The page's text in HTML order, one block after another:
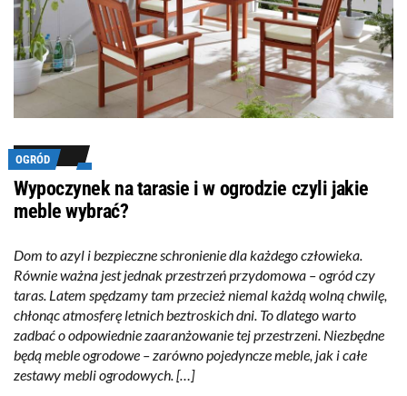
OGRÓD
Wypoczynek na tarasie i w ogrodzie czyli jakie
meble wybrać?
Dom to azyl i bezpieczne schronienie dla każdego człowieka.
Równie ważna jest jednak przestrzeń przydomowa – ogród czy
taras. Latem spędzamy tam przecież niemal każdą wolną chwilę,
chłonąc atmosferę letnich beztroskich dni. To dlatego warto
zadbać o odpowiednie zaaranżowanie tej przestrzeni. Niezbędne
będą meble ogrodowe – zarówno pojedyncze meble, jak i całe
zestawy mebli ogrodowych. […]